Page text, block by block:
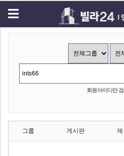
회원 아이디만
그룹 게시판 제